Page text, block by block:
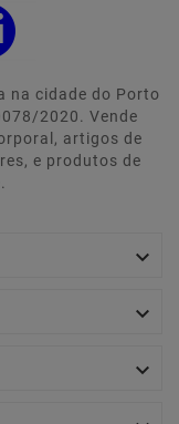
na cidade do Porto
2020. Vende
artigos de
e produtos de


